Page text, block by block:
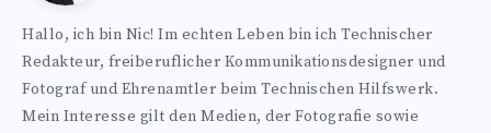
Hallo, ich bin Nic! Im echten Leben bin ich Technischer
Redakteur, freiberuflicher Kommunikationsdesigner und
Fotograf und Ehrenamtler beim Technischen Hilfswerk.
Mein Interesse gilt den Medien, der Fotografie sowie